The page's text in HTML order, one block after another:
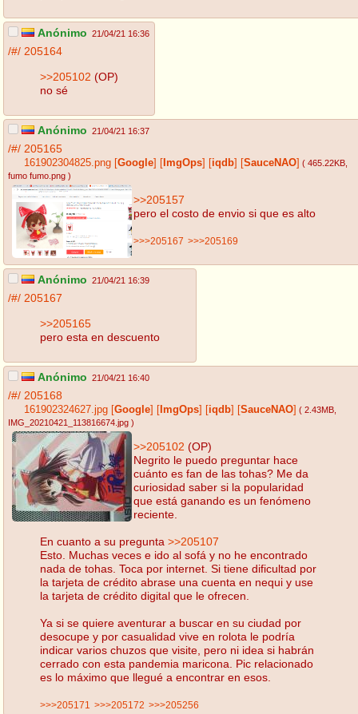
Anónimo 21/04/21 16:36
/#/ 205164
>>205102 (OP)
no sé
Anónimo 21/04/21 16:37
/#/ 205165
161902304825.png [Google] [ ImgOps] [iqdb] [SauceNAO] ( 465.22KB
fumo fumo.png )
>>205157
pero el costo de envio si que es alto
>>>205167 >>>205169
Anónimo 21/04/21 16:39
/#/ 205167
>>205165
pero esta en descuento
Anónimo 21/04/21 16:40
/#/ 205168
161902324627.jpg [Google] [ ImgOps] [iqdb] [SauceNAO] ( 2.43MB
IMG_20210421_113816674.jpg )
>>205102 (OP)
Negrito le puedo preguntar hace
cuánto es fan de las tohas? Me da
curiosidad saber si la popularidad
que está ganando es un fenómeno
reciente.
En cuanto a su pregunta >>205107
Esto. Muchas veces e ido al sofá y no he encontrado
nada de tohas. Toca por internet. Si tiene dificultad por
la tarjeta de crédito abrase una cuenta en nequi y use
la tarjeta de crédito digital que le ofrecen.
Ya si se quiere aventurar a buscar en su ciudad por
desocupe y por casualidad vive en rolota le podría
indicar varios chuzos que visite, pero ni idea si habrán
cerrado con esta pandemia maricona. Pic relacionado
es lo máximo que llegué a encontrar en esos.
>>>205171 >>>205172 >>>205256